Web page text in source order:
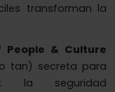
transforman la
People & Culture
tan) secreta para
la seguridad